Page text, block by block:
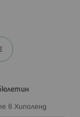
в Хиполенд